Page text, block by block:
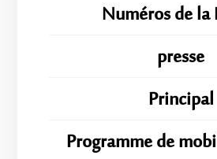
Numéros de la
presse
Principal
Programme de